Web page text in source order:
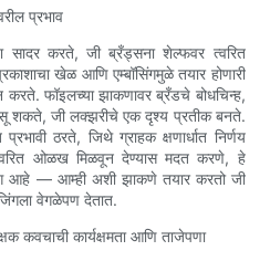
प्रभाव
सादर करते, जी ब्रँड्सना शेल्फवर त्वरित
खेळ आणि एम्बॉसिंगमुळे तयार होणारी
करते. फॉइलच्या झाकणावर ब्रँडचे बोधचिन्ह,
शकते, जी लक्झरीचे एक दृश्य प्रतीक बनते.
प्रभावी ठरते, जिथे ग्राहक क्षणार्धात निर्णय
त्वरित ओळख मिळवून देण्यास मदत करणे, हे
आहे — आम्ही अशी झाकणे तयार करतो जी
वेगळेपण देतात.
कवचाची कार्यक्षमता आणि ताजेपणा